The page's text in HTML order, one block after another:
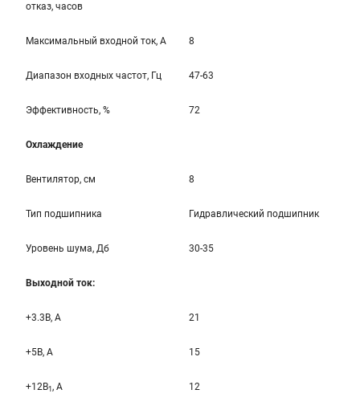
отказ, часов
Максимальный входной ток, А 8
Диапазон входных частот, Гц 47-63
Эффективность, % 72
Охлаждение
Вентилятор, см 8
Тип подшипника Гидравлический подшипник
Уровень шума, Дб 30-35
Выходной ток:
+3.3B, А 21
+5B, А 15
+12B1 , A 12